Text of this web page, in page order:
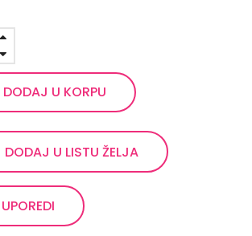
DODAJ U KORPU
DODAJ U LISTU ŽELJA
UPOREDI